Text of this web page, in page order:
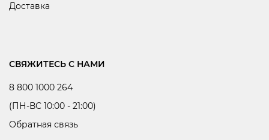
Доставка
СВЯЖИТЕСЬ С НАМИ
8 800 1000 264
(ПН-ВС 10:00 - 21:00)
Обратная связь